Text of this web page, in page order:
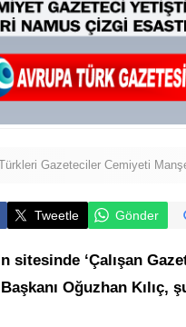
Gazeteciler Cemiyeti
Tweetle Gönder
sitesinde ‘Çalışan
Başkanı Oğuzhan Kılıç,